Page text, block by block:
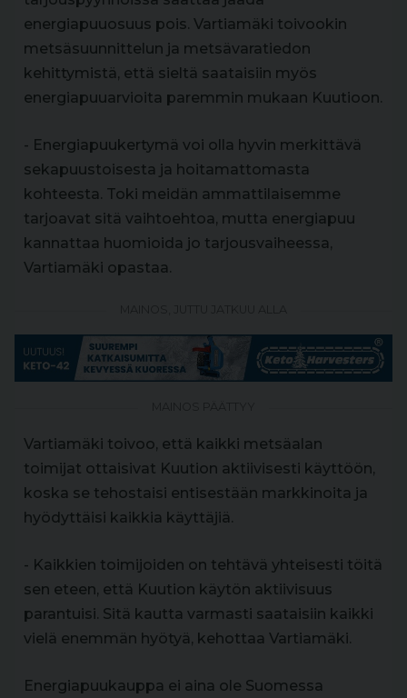
energiapuuosuus pois. Vartiamäki toivookin
metsäsuunnittelun ja metsävaratiedon
kehittymistä, että sieltä saataisiin myös
energiapuuarvioita paremmin mukaan Kuutioon.
- Energiapuukertymä voi olla hyvin merkittävä
sekapuustoisesta ja hoitamattomasta
kohteesta. Toki meidän ammattilaisemme
tarjoavat sitä vaihtoehtoa, mutta energiapuu
kannattaa huomioida jo tarjousvaiheessa,
Vartiamäki opastaa.
Vartiamäki toivoo, että kaikki metsäalan
toimijat ottaisivat Kuution aktiivisesti käyttöön,
koska se tehostaisi entisestään markkinoita ja
hyödyttäisi kaikkia käyttäjiä.
- Kaikkien toimijoiden on tehtävä yhteisesti töitä
sen eteen, että Kuution käytön aktiivisuus
parantuisi. Sitä kautta varmasti saataisiin kaikki
vielä enemmän hyötyä, kehottaa Vartiamäki.
Energiapuukauppa ei aina ole Suomessa